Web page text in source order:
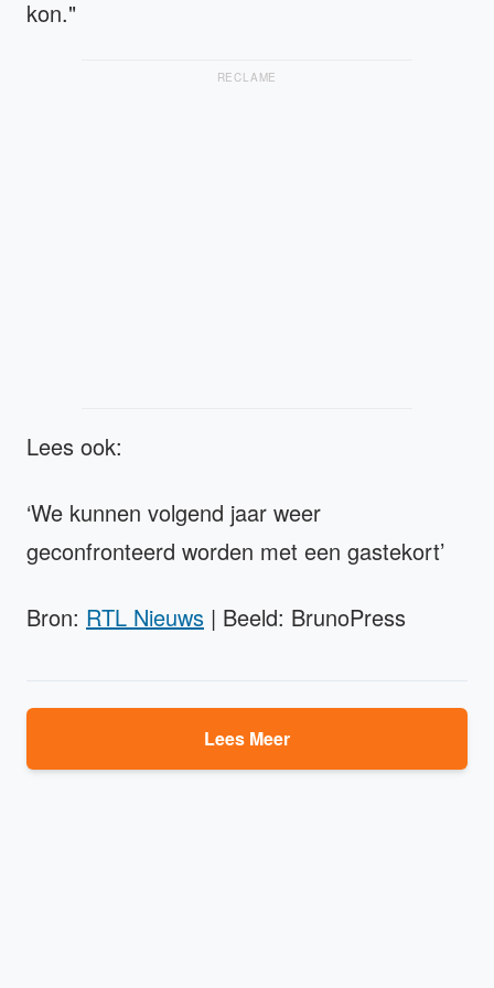
kon."
RECLAME
Lees ook:
‘We kunnen volgend jaar weer
geconfronteerd worden met een gastekort’
Bron: RTL Nieuws | Beeld: BrunoPress
Lees Meer